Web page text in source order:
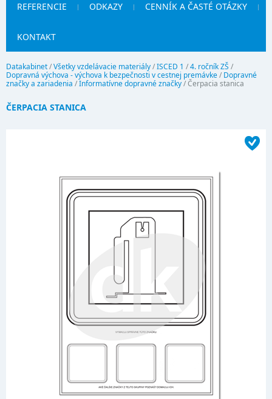
REFERENCIE ODKAZY CENNÍK A ČASTÉ OTÁZKY
KONTAKT
Datakabinet/Všetky vzdelávacie materiály/ISCED 1 /4. ročník ZŠ /
Dopravná výchova - výchova k bezpečnosti v cestnej premávke/ Dopravné
značky a zariadenia /Informatívne dopravné značky/Čerpacia stanica
ČERPACIA STANICA